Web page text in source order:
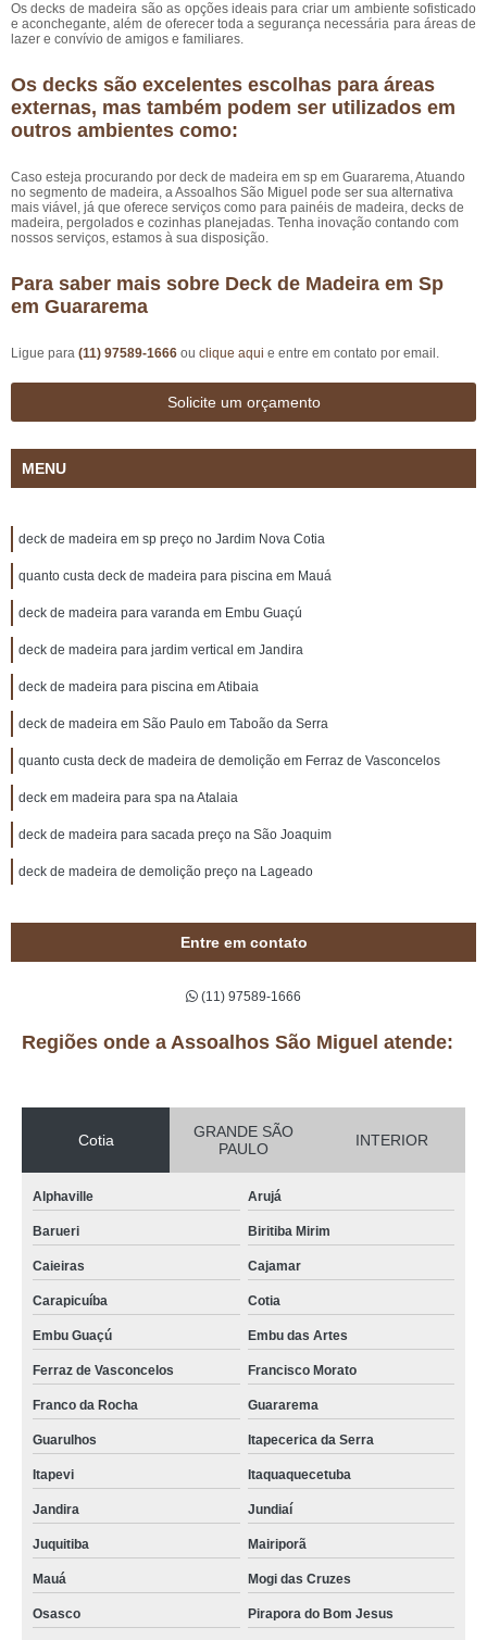
Os decks de madeira são as opções ideais para criar um ambiente sofisticado
e aconchegante, além de oferecer toda a segurança necessária para áreas de
lazer e convívio de amigos e familiares.
Os decks são excelentes escolhas para áreas
externas, mas também podem ser utilizados em
outros ambientes como:
Caso esteja procurando por deck de madeira em sp em Guararema, Atuando
no segmento de madeira, a Assoalhos São Miguel pode ser sua alternativa
mais viável, já que oferece serviços como para painéis de madeira, decks de
madeira, pergolados e cozinhas planejadas. Tenha inovação contando com
nossos serviços, estamos à sua disposição.
Para saber mais sobre Deck de Madeira em Sp
em Guararema
Ligue para (11) 97589-1666 ou clique aqui e entre em contato por email.
Solicite um orçamento
MENU
deck de madeira em sp preço no Jardim Nova Cotia
quanto custa deck de madeira para piscina em Mauá
deck de madeira para varanda em Embu Guaçú
deck de madeira para jardim vertical em Jandira
deck de madeira para piscina em Atibaia
deck de madeira em São Paulo em Taboão da Serra
quanto custa deck de madeira de demolição em Ferraz de Vasconcelos
deck em madeira para spa na Atalaia
deck de madeira para sacada preço na São Joaquim
deck de madeira de demolição preço na Lageado
Entre em contato
(11) 97589-1666
Regiões onde a Assoalhos São Miguel atende:
Cotia
GRANDE SÃO
PAULO
INTERIOR
Alphaville Arujá
Barueri Biritiba Mirim
Caieiras Cajamar
Carapicuíba Cotia
Embu Guaçú Embu das Artes
Ferraz de Vasconcelos Francisco Morato
Franco da Rocha Guararema
Guarulhos Itapecerica da Serra
Itapevi Itaquaquecetuba
Jandira Jundiaí
Juquitiba Mairiporã
Mauá Mogi das Cruzes
Osasco Pirapora do Bom Jesus